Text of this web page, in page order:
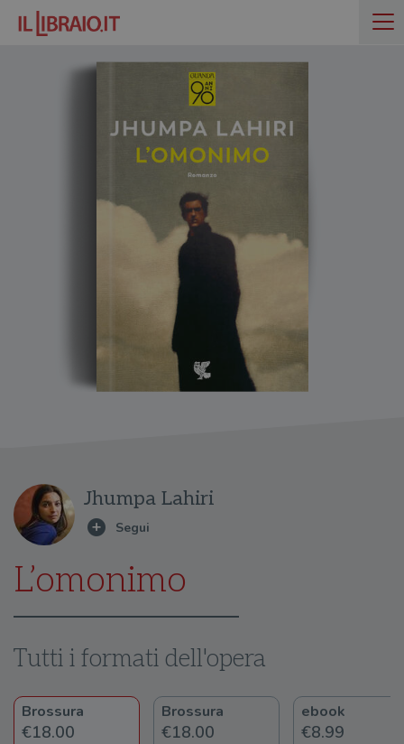
Jhumpa Lahiri
L’omonimo
Tutti i formati dell'opera
Brossura
€18.00
Brossura
€18.00
ebook
€8.99